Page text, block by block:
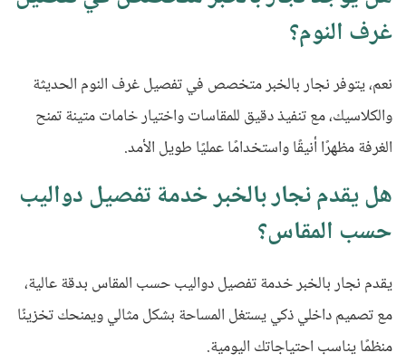
غرف النوم؟
نعم، يتوفر نجار بالخبر متخصص في تفصيل غرف النوم الحديثة
والكلاسيك، مع تنفيذ دقيق للمقاسات واختيار خامات متينة تمنح
الغرفة مظهرًا أنيقًا واستخدامًا عمليًا طويل الأمد.
هل يقدم نجار بالخبر خدمة تفصيل دواليب
حسب المقاس؟
يقدم نجار بالخبر خدمة تفصيل دواليب حسب المقاس بدقة عالية،
مع تصميم داخلي ذكي يستغل المساحة بشكل مثالي ويمنحك تخزينًا
منظمًا يناسب احتياجاتك اليومية.